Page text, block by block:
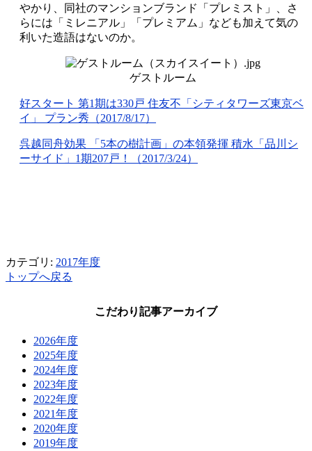
やかり、同社のマンションブランド「プレミスト」、さ
らには「ミレニアル」「プレミアム」なども加えて気の
利いた造語はないのか。
ゲストルーム
好スタート 第1期は330戸 住友不「シティタワーズ東京ベ
イ」 プラン秀（2017/8/17）
呉越同舟効果 「5本の樹計画」の本領発揮 積水「品川シ
ーサイド」1期207戸！（2017/3/24）
カテゴリ: 2017年度
トップへ戻る
こだわり記事アーカイブ
2026年度
2025年度
2024年度
2023年度
2022年度
2021年度
2020年度
2019年度